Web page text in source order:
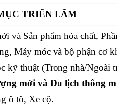
TRIỂN LÃM
và Sản phẩm hóa chất,
Máy móc và bộ phận cơ
kỹ thuật (Trong nhà/Ngoài
mới và Du lịch thông
ô tô, Xe cộ.